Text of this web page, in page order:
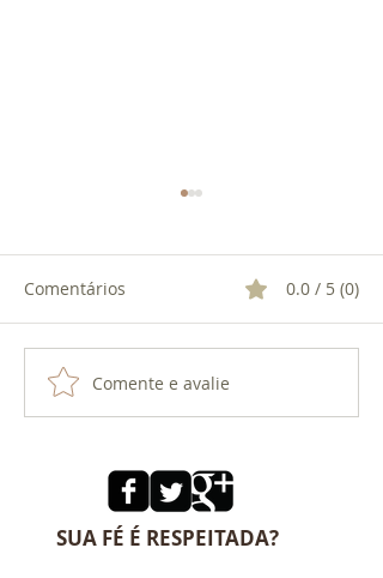
O TRIDENTE DE EXU
Comentários 0.0 / 5 (0)
Comente e avalie
SUA FÉ É RESPEITADA?